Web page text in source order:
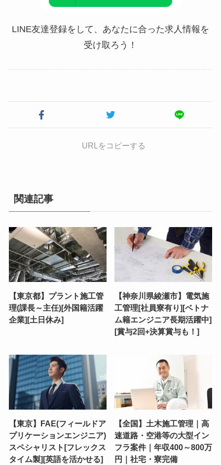
LINE友達登録をして、あなたに合った求人情報を
受け取ろう！
URLをコピーする
関連記事
【東京都】プラント施工管
理(課長～主任)[外国籍活躍
企業][土日休み]
【神奈川県綾瀬市】電気施
工管理[社員寮有り][ベトナ
ム籍エンジニア長期活躍中]
[賞与2回+決算賞与も！]
【東京】FAE(フィールドア
プリケーションエンジニア)
スペシャリスト[フレックス
タイム製][英語を活かせる]
【全国】土木施工管理｜高
速道路・空港等の大型イン
フラ案件｜年収400～800万
円｜社宅・寮完備